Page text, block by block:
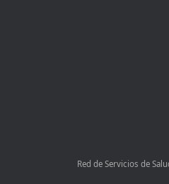
Red de Servicios de